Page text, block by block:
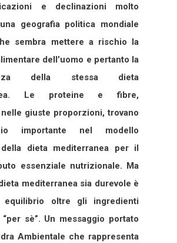
e declinazioni molto
geografia politica mondiale
sembra mettere a rischio la
dell’uomo e pertanto la
della stessa dieta
Le proteine e fibre,
giuste proporzioni, trovano
importante nel modello
dieta mediterranea per il
essenziale nutrizionale. Ma
mediterranea sia durevole è
equilibrio oltre gli ingredienti
sè”. Un messaggio portato
Ambientale che rappresenta